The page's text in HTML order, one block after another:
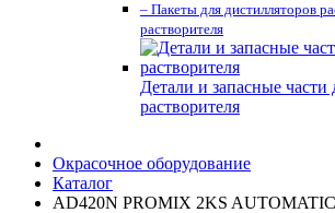
– Пакеты для дистилляторов
растворителя
Детали и запасные части
растворителя
Окрасочное оборудование
Каталог
AD420N PROMIX 2KS